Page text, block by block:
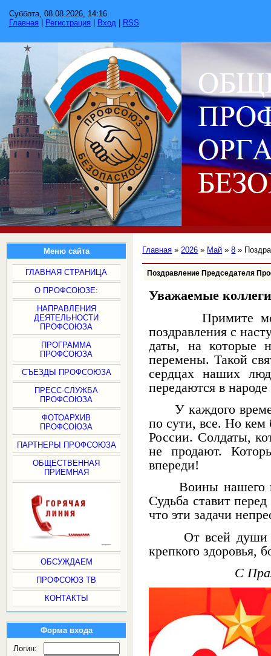
Суббота, 08.08.2026, 14:16
Главная
Регистрация Вход RSS
Меню сайта
ГЛАВНАЯ СТРАНИЦА
О ПРОФСОЮЗЕ:
НАПРАВЛЕНИЯ
ДЕЯТЕЛЬНОСТИ
ПРОФСОЮЗА
ПРОГРАММА
ПРОФСОЮЗА
СЪЕЗДЫ ПРОФСОЮЗА
ПРЕСС-СЛУЖБА
ПРОФСОЮЗА
ФОТОАРХИВ
ПРОФСОЮЗА
ПАРТНЕРЫ ПРОФСОЮЗА
ОБЩЕСТВЕННАЯ
ПРИЕМНАЯ
ОБСУЖДАЕМ
ПРОФСОЮЗ ТВ
КОНТАКТЫ
Форма входа
Логин:
Главная »2026 » Май » 8 »
Поздравление Председателя
Уважаемые
Примите мои
поздравления с
даты, на которые
перемены. Такой
сердцах наших
передаются в
У каждого
по сути, все. Но
России. Солдаты,
не продают.
впереди!
Воины нашего
Судьба ставит
что эти задачи
От всей души
крепкого здоровья,
С